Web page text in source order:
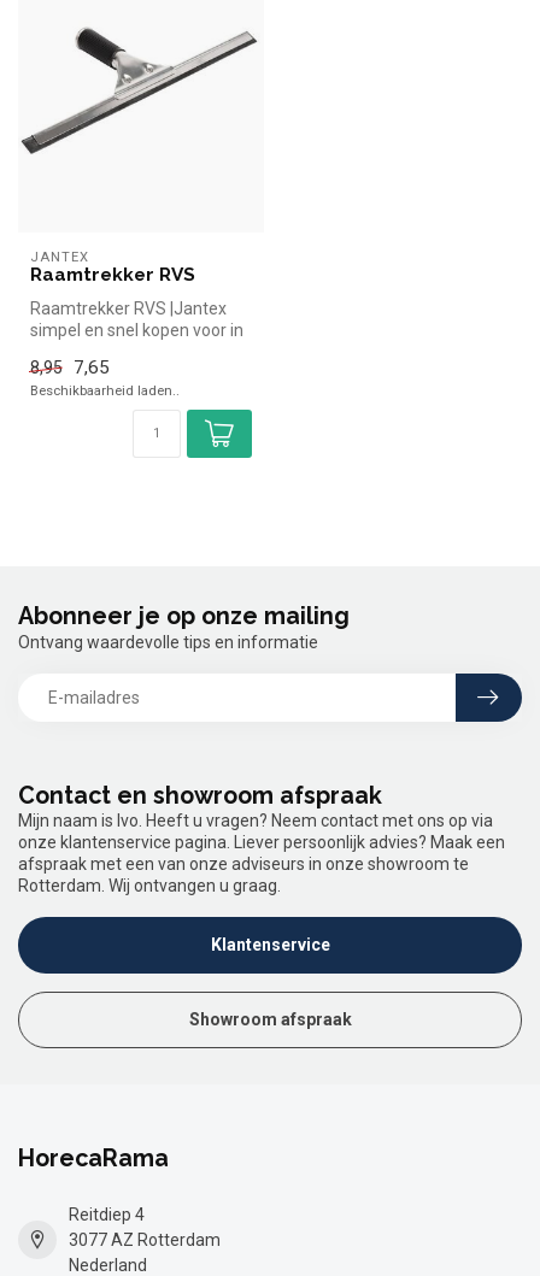
JANTEX
Raamtrekker RVS
Raamtrekker RVS |Jantex
simpel en snel kopen voor in
8,95
7,65
Beschikbaarheid laden..
Contact en showroom afspraak
Mijn naam is Ivo. Heeft u vragen? Neem contact met ons op via
onze klantenservice pagina. Liever persoonlijk advies? Maak een
afspraak met een van onze adviseurs in onze showroom te
Rotterdam. Wij ontvangen u graag.
Klantenservice
Showroom afspraak
Abonneer je op onze mailing
Ontvang waardevolle tips en informatie
HorecaRama
Reitdiep 4
3077 AZ Rotterdam
Nederland